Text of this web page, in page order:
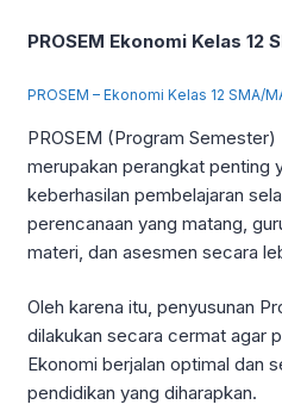
PROSEM Ekonomi Kelas 12
PROSEM – Ekonomi Kelas 12 SMA/
PROSEM (Program
merupakan perangkat penting
keberhasilan pembelajaran
perencanaan yang matang,
materi, dan asesmen secara
Oleh karena itu, penyusunan
dilakukan secara cermat agar
Ekonomi berjalan optimal dan
pendidikan yang diharapkan.